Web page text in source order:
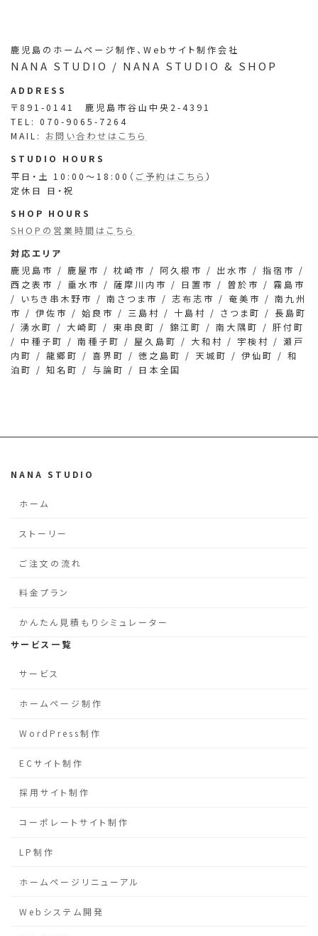
ン
リ
ン
ン
リ
ン
ン
リ
ン
ン
リ
ン
鹿児島のホームページ制作、Webサイト制作会社
NANA STUDIO / NANA STUDIO & SHOP
ADDRESS
〒891-0141 鹿児島市谷山中央2-4391
TEL: 070-9065-7264
MAIL: お問い合わせはこちら
STUDIO HOURS
平日・土 10:00～18:00（ ご予約はこちら ）
定休日 日・祝
SHOP HOURS
SHOPの営業時間はこちら
対応エリア
鹿児島市 / 鹿屋市 / 枕崎市 / 阿久根市 / 出水市 / 指宿市 /
西之表市 / 垂水市 / 薩摩川内市 / 日置市 / 曽於市 / 霧島市
/ いちき串木野市 / 南さつま市 / 志布志市 / 奄美市 / 南九州
市 / 伊佐市 / 姶良市 / 三島村 / 十島村 / さつま町 / 長島町
/ 湧水町 / 大崎町 / 東串良町 / 錦江町 / 南大隅町 / 肝付町
/ 中種子町 / 南種子町 / 屋久島町 / 大和村 / 宇検村 / 瀬戸
内町 / 龍郷町 / 喜界町 / 徳之島町 / 天城町 / 伊仙町 / 和
泊町 / 知名町 / 与論町 / 日本全国
NANA STUDIO
ホーム
ストーリー
ご注文の流れ
料金プラン
かんたん見積もりシミュレーター
サービス一覧
サービス
ホームページ制作
WordPress制作
ECサイト制作
採用サイト制作
コーポレートサイト制作
LP制作
ホームページリニューアル
Webシステム開発